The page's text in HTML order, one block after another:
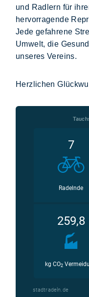
und Radlern für
hervorragende
Jede gefahrene
Umwelt, die
unseres Vereins.
Herzlichen